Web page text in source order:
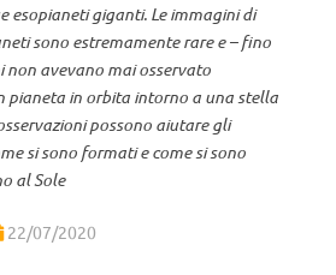
esopianeti giganti. Le immagini di
sono estremamente rare e – fino
non avevano mai osservato
pianeta in orbita intorno a una stella
possono aiutare gli
si sono formati e come si sono
al Sole
22/07/2020